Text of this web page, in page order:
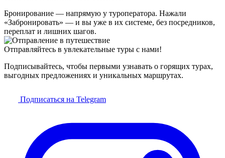
Бронирование — напрямую у туроператора. Нажали
«Забронировать» — и вы уже в их системе, без посредников,
переплат и лишних шагов.
Отправляйтесь в увлекательные туры с нами!
Подписывайтесь, чтобы первыми узнавать о горящих турах,
выгодных предложениях и уникальных маршрутах.
Подписаться на Telegram